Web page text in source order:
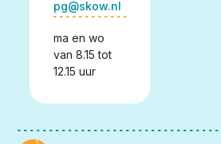
pg@skow.nl
ma en wo
van 8.15 tot
12.15 uur